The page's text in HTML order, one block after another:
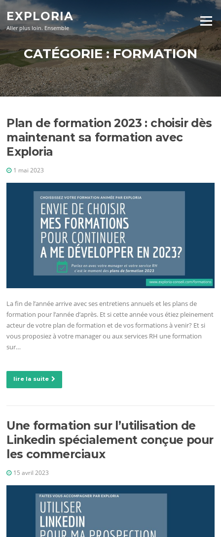
Aller
contenu
EXPLORIA
Aller plus loin. Ensemble
Menu
CATÉGORIE :FORMATION
Plan de formation 2023 : choisir dès
maintenant sa formation avec
Exploria
1 mai 2023
La fin de l’année arrive avec ses entretiens annuels et les plans de
formation pour l’année d’après. Et si cette année vous étiez pleinement
acteur de votre plan de formation et de vos formations à venir? Et si
vous proposiez à votre manager ou aux services RH une formation
sur…
lire la suite
Une formation sur l’utilisation de
Linkedin spécialement conçue pour
les commerciaux
15 avril 2023